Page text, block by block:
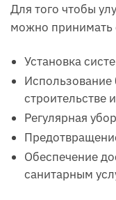
Для того чтобы
можно
Установка
Использование
строительстве
Регулярная
Обеспечение
санитарным